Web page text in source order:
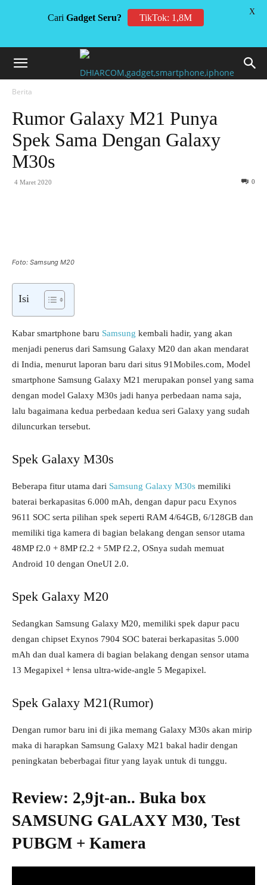
Berita
Rumor Galaxy M21 Punya
Spek Sama Dengan Galaxy
M30s
4 Maret 2020 0
Foto: Samsung M20
Isi
Kabar smartphone baru Samsung kembali hadir, yang akan
menjadi penerus dari Samsung Galaxy M20 dan akan mendarat
di India, menurut laporan baru dari situs 91Mobiles.com, Model
smartphone Samsung Galaxy M21 merupakan ponsel yang sama
dengan model Galaxy M30s jadi hanya perbedaan nama saja,
lalu bagaimana kedua perbedaan kedua seri Galaxy yang sudah
diluncurkan tersebut.
Spek Galaxy M30s
Beberapa fitur utama dari Samsung Galaxy M30s memiliki
baterai berkapasitas 6.000 mAh, dengan dapur pacu Exynos
9611 SOC serta pilihan spek seperti RAM 4/64GB, 6/128GB dan
memiliki tiga kamera di bagian belakang dengan sensor utama
48MP f2.0 + 8MP f2.2 + 5MP f2.2, OSnya sudah memuat
Android 10 dengan OneUI 2.0.
Spek Galaxy M20
Sedangkan Samsung Galaxy M20, memiliki spek dapur pacu
dengan chipset Exynos 7904 SOC baterai berkapasitas 5.000
mAh dan dual kamera di bagian belakang dengan sensor utama
13 Megapixel + lensa ultra-wide-angle 5 Megapixel.
Spek Galaxy M21(Rumor)
Dengan rumor baru ini di jika memang Galaxy M30s akan mirip
maka di harapkan Samsung Galaxy M21 bakal hadir dengan
peningkatan beberbagai fitur yang layak untuk di tunggu.
Review: 2,9jt-an.. Buka box
SAMSUNG GALAXY M30, Test
PUBGM + Kamera
Cari Gadget Seru? TikTok: 1,8M
X